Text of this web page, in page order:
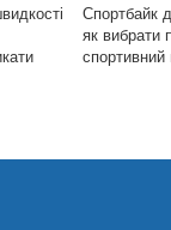
Спортбайк
як вибрати